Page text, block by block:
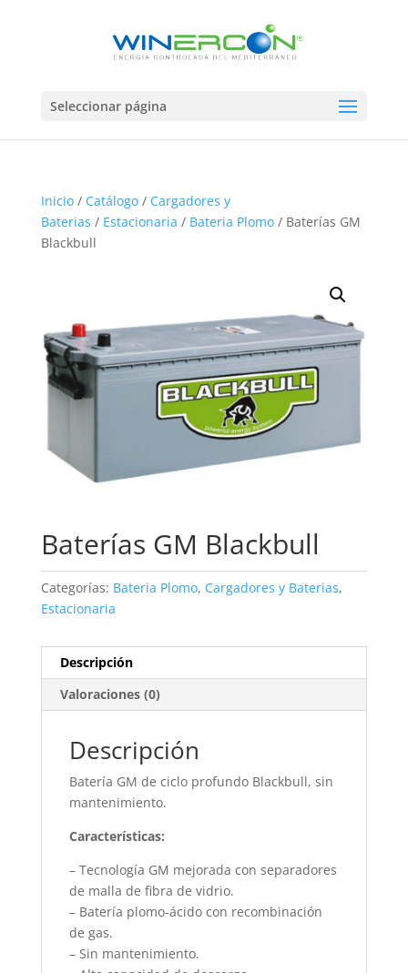
Seleccionar página
Inicio/ Catálogo/ Cargadores y
Baterias / Estacionaria / Bateria Plomo/ Baterías GM
Blackbull
Baterías GM Blackbull
Categorías: Bateria Plomo, Cargadores y Baterias,
Estacionaria
Descripción
Valoraciones (0)
Descripción
Batería GM de ciclo profundo Blackbull, sin
mantenimiento.
Características:
– Tecnología GM mejorada con separadores
de malla de fibra de vidrio.
– Batería plomo-ácido con recombinación
de gas.
– Sin mantenimiento.